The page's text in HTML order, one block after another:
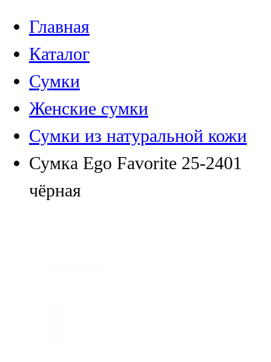
Главная
Каталог
Сумки
Женские сумки
Сумки из натуральной кожи
Сумка Ego Favorite 25-2401
чёрная